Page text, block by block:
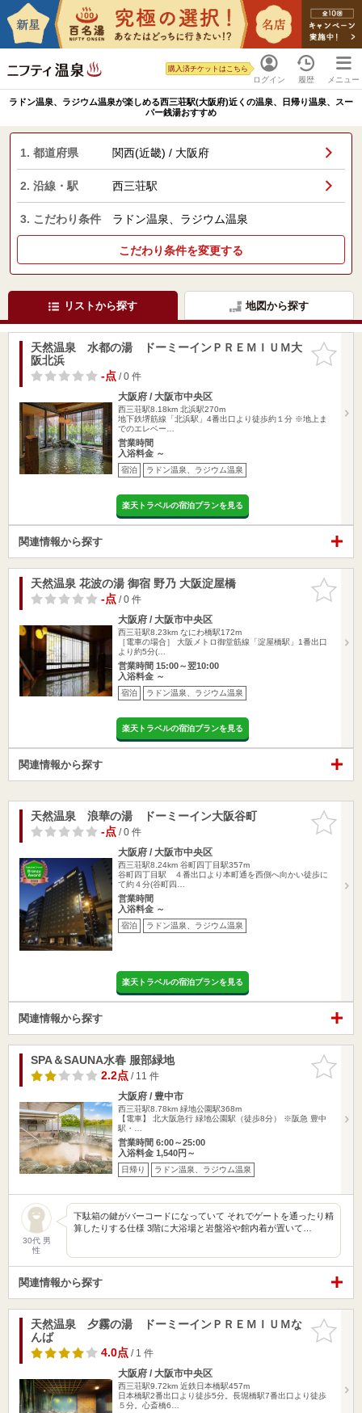
ログイン
購入済チケットはこちら
履歴 メニュー
ラドン温泉、ラジウム温泉が楽しめる西三荘駅(大阪府)近くの温泉、日帰り温泉、スー
パー銭湯おすすめ
1. 都道府県 関西(近畿) / 大阪府
2. 沿線・駅 西三荘駅
3. こだわり条件 ラドン温泉、ラジウム温泉
こだわり条件を変更する
リストから探す 地図から探す
お気に入
りに追加
天然温泉 水都の湯 ドーミーインＰＲＥＭＩＵＭ大
阪北浜
-点/ 0 件
大阪府 / 大阪市中央区
西三荘駅8.18km 北浜駅270m
地下鉄堺筋線「北浜駅」4番出口より徒歩約１分 ※地上ま
でのエレベー…
営業時間
入浴料金 ～
宿泊 ラドン温泉、ラジウム温泉
楽天トラベルの宿泊プランを見る
関連情報から探す
お気に入
りに追加
天然温泉 花波の湯 御宿 野乃 大阪淀屋橋
-点/ 0 件
大阪府 / 大阪市中央区
西三荘駅8.23km なにわ橋駅172m
［電車の場合］ 大阪メトロ御堂筋線「淀屋橋駅」1番出口
より約5分(…
営業時間 15:00～翌10:00
入浴料金 ～
宿泊 ラドン温泉、ラジウム温泉
楽天トラベルの宿泊プランを見る
関連情報から探す
お気に入
りに追加
天然温泉 浪華の湯 ドーミーイン大阪谷町
-点/ 0 件
大阪府 / 大阪市中央区
西三荘駅8.24km 谷町四丁目駅357m
谷町四丁目駅 ４番出口より本町通を西側へ向かい徒歩に
て約４分(谷町四…
営業時間
入浴料金 ～
宿泊 ラドン温泉、ラジウム温泉
楽天トラベルの宿泊プランを見る
関連情報から探す
お気に入
りに追加
SPA＆SAUNA水春 服部緑地
2.2点/ 11 件
大阪府 / 豊中市
西三荘駅8.78km 緑地公園駅368m
【電車】 北大阪急行 緑地公園駅（徒歩8分） ※阪急 豊中
駅・…
営業時間 6:00～25:00
入浴料金 1,540円～
日帰り ラドン温泉、ラジウム温泉
30代 男
性
下駄箱の鍵がバーコードになっていて それでゲートを通ったり精
算したりする仕様 3階に大浴場と岩盤浴や館内着が置いて…
関連情報から探す
お気に入
りに追加
天然温泉 夕霧の湯 ドーミーインＰＲＥＭＩＵＭな
んば
4.0点/ 1 件
大阪府 / 大阪市中央区
西三荘駅9.72km 近鉄日本橋駅457m
日本橋駅2番出口より徒歩5分。長堀橋駅7番出口より徒歩
５分。心斎橋6…